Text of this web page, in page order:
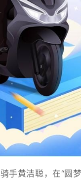
手黄洁聪，在“圆梦